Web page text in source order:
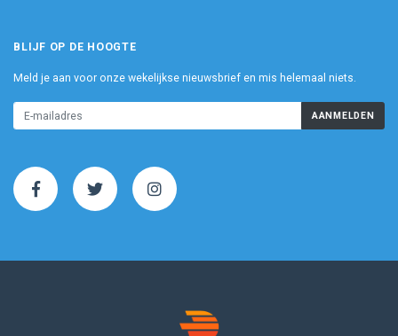
BLIJF OP DE HOOGTE
Meld je aan voor onze wekelijkse nieuwsbrief en mis helemaal niets.
AANMELDEN